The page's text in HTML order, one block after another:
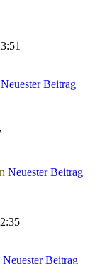
Neuester Beitrag
Neuester Beitrag
Neuester Beitrag